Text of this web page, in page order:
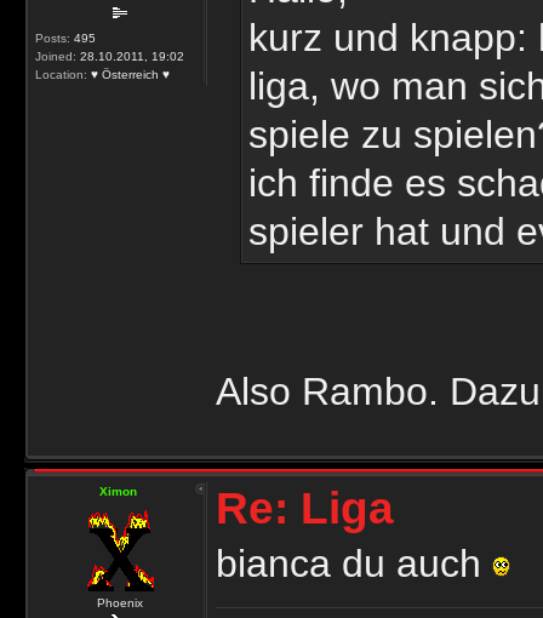
Posts: 495
Joined: 28.10.2011, 19:02
Location: ♥ Österreich ♥
kurz und
liga, wo man
spiele zu
ich finde es
spieler hat und
Also Rambo.
Ximon
Phoenix
Re: Liga
bianca du auch